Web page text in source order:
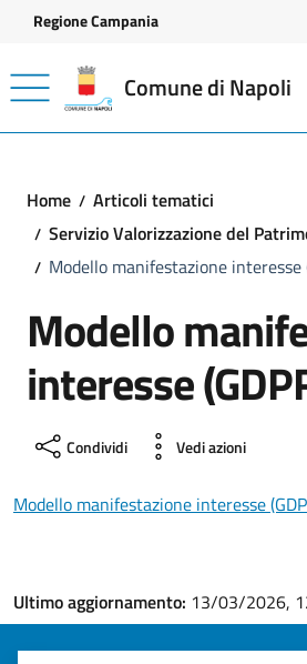
Vai ai contenuti
Vai al footer
Regione Campania
Comune di Napoli
Home
Articoli tematici
Servizio Valorizzazione del
Modello manifestazione interesse
Modello
interesse
Condividi Vedi azioni
Modello manifestazione interesse
Ultimo aggiornamento: 13/03/2026,